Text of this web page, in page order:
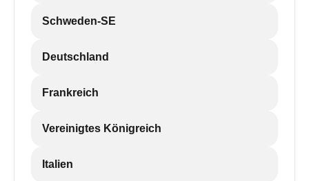
Schweden-SE
Deutschland
Frankreich
Vereinigtes Königreich
Italien